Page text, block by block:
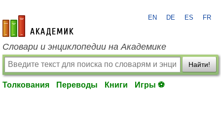
academic.ru
EN DE ES FR
Словари и энциклопедии на Академике
Найти!
Толкования Переводы Книги Игры ⚽